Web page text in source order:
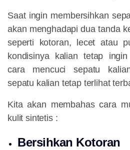
Saat ingin membersihkan
akan menghadapi dua tanda
seperti kotoran, lecet atau
kondisinya kalian tetap
cara mencuci sepatu
sepatu kalian tetap terlihat
Kita akan membahas cara
kulit sintetis :
Bersihkan Kotoran